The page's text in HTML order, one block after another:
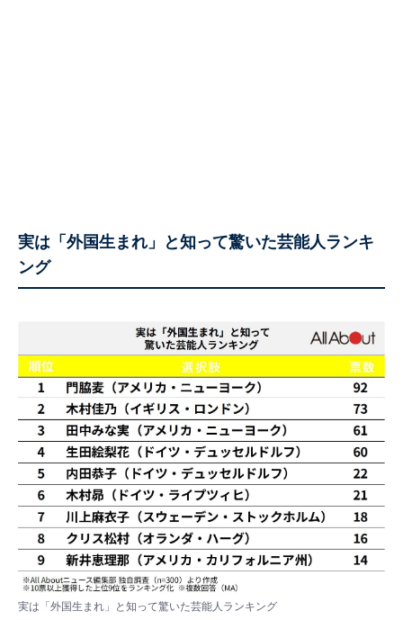
実は「外国生まれ」と知って驚いた芸能人ランキ
ング
実は「外国生まれ」と知って驚いた芸能人ランキング